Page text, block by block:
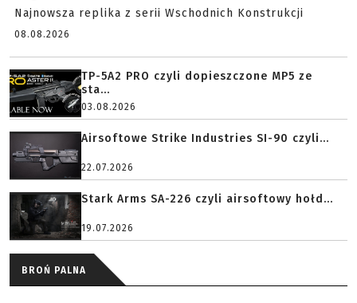
Najnowsza replika z serii Wschodnich Konstrukcji
08.08.2026
TP-5A2 PRO czyli dopieszczone MP5 ze
sta...
03.08.2026
Airsoftowe Strike Industries SI-90 czyli...
22.07.2026
Stark Arms SA-226 czyli airsoftowy hołd...
19.07.2026
BROŃ PALNA